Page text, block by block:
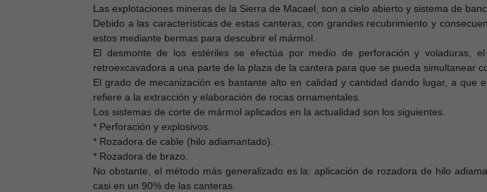
Las explotaciones mineras de la Sierra de Macael, son a cielo abierto y sistema de
Debido a las características de estas canteras, con grandes recubrimiento y
estos mediante bermas para descubrir el mármol.
El desmonte de los estériles se efectúa por medio de perforación y voladuras,
retroexcavadora a una parte de la plaza de la cantera para que se pueda simultanear
El grado de mecanización es bastante alto en calidad y cantidad dando lugar, a
refiere a la extracción y elaboración de rocas ornamentales.
Los sistemas de corte de mármol aplicados en la actualidad son los siguientes.
* Perforación y explosivos.
* Rozadora de cable (hilo adiamantado).
* Rozadora de brazo.
No obstante, el método más generalizado es la: aplicación de rozadora de hilo
casi en un 90% de las canteras.